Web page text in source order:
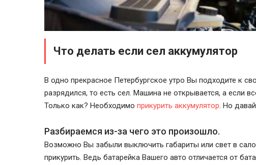
Что делать если сел аккумулятор
В одно прекрасное Петербургское утро Вы подходите к
разрядился, то есть сел. Машина не открывается, а если
Только как? Необходимо прикурить аккумулятор. Но
Разбираемся из-за чего это произошло.
Возможно Вы забыли выключить габариты или свет в
прикурить. Ведь батарейка Вашего авто отличается от